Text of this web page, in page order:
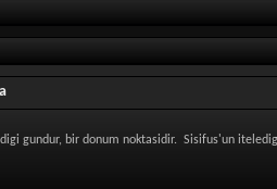
gundur, bir donum noktasidir. Sisifus'un